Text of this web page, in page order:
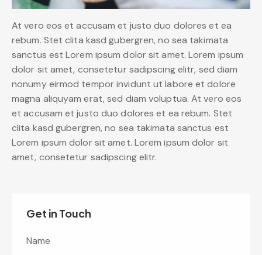
At vero eos et accusam et justo duo dolores et ea
rebum. Stet clita kasd gubergren, no sea takimata
sanctus est Lorem ipsum dolor sit amet. Lorem ipsum
dolor sit amet, consetetur sadipscing elitr, sed diam
nonumy eirmod tempor invidunt ut labore et dolore
magna aliquyam erat, sed diam voluptua. At vero eos
et accusam et justo duo dolores et ea rebum. Stet
clita kasd gubergren, no sea takimata sanctus est
Lorem ipsum dolor sit amet. Lorem ipsum dolor sit
amet, consetetur sadipscing elitr.
Get in Touch